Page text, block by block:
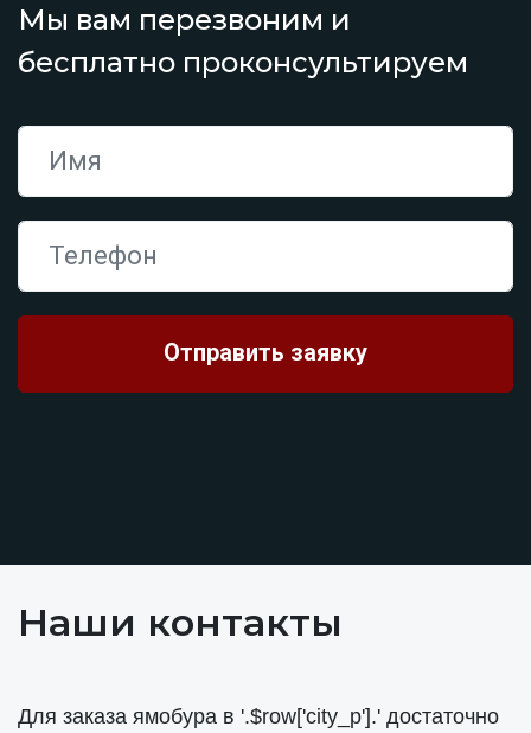
Мы вам перезвоним и
бесплатно проконсультируем
Наши контакты
Для заказа ямобура в '.$row['city_p'].' достаточно